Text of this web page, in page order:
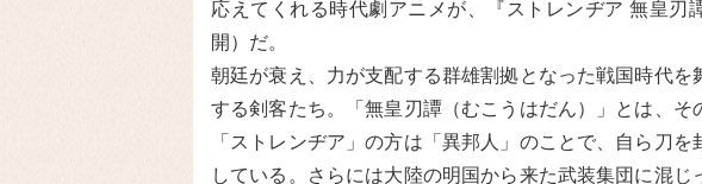
応えてくれる時代劇アニメが、『ストレンヂア 無皇刃
開）だ。
朝廷が衰え、力が支配する群雄割拠となった戦国時代を
する剣客たち。「無皇刃譚（むこうはだん）」とは、そ
「ストレンヂア」の方は「異邦人」のことで、自ら刀
している。さらには大陸の明国から来た武装集団に混じ